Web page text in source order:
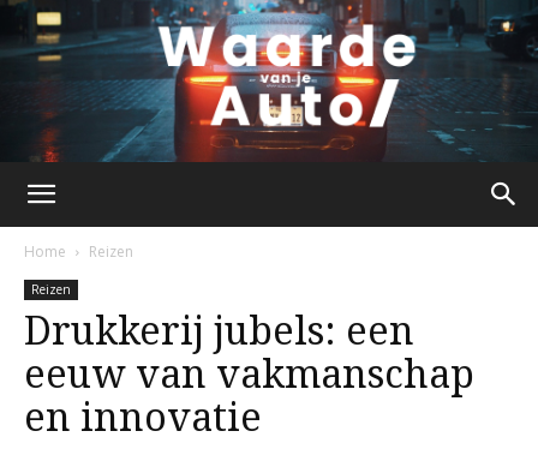
Home
Reizen
Reizen
Drukkerij jubels: een
eeuw van vakmanschap
en innovatie